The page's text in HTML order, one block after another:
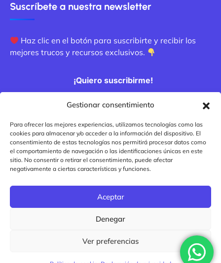
Gestionar consentimiento
Para ofrecer las mejores experiencias, utilizamos tecnologías como las
cookies para almacenar y/o acceder a la información del dispositivo. El
consentimiento de estas tecnologías nos permitirá procesar datos como
el comportamiento de navegación o las identificaciones únicas en este
sitio. No consentir o retirar el consentimiento, puede afectar
negativamente a ciertas características y funciones.
Aceptar
Denegar
Ver preferencias
Suscríbete a nuestra newsletter
Haz clic en el botón para suscribirte y recibir los
mejores trucos y recursos exclusivos.
¡Quiero suscribirme!
Métodos de pago
Copyright 2020-2025 Entornodev Hosting | Los precios mostrados no